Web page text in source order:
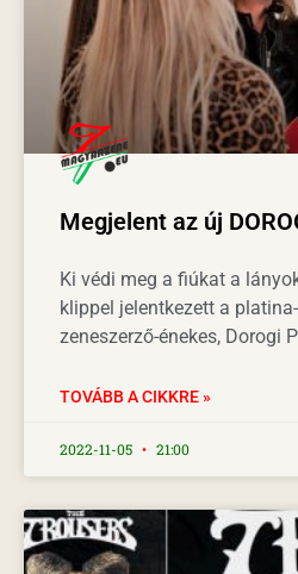
Megjelent az új
Ki védi meg a fiúkat a
klippel jelentkezett a
zeneszerző-énekes, Dorogi
TOVÁBB A CIKKRE »
2022-11-05 21:00